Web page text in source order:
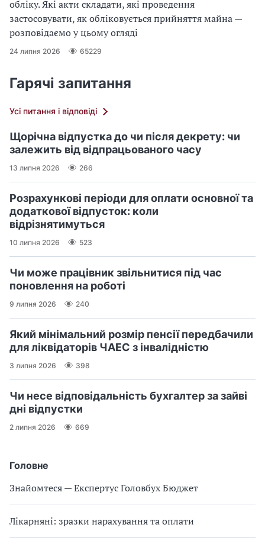
Головне
Знайомтеся — Експертус Головбух Бюджет
Лікарняні: зразки нарахування та оплати
обліку. Які акти складати, які проведення
застосовувати, як обліковується прийняття майна —
розповідаємо у цьому огляді
24 липня 2026 65229
Гарячі запитання
Усі питання і відповіді
Щорічна відпустка до чи після декрету: чи
залежить від відпрацьованого часу
13 липня 2026 266
Розрахункові періоди для оплати основної та
додаткової відпусток: коли
відрізнятимуться
10 липня 2026 523
Чи може працівник звільнитися під час
поновлення на роботі
9 липня 2026 240
Який мінімальний розмір пенсії передбачили
для ліквідаторів ЧАЕС з інвалідністю
3 липня 2026 398
Чи несе відповідальність бухгалтер за зайві
дні відпустки
2 липня 2026 669